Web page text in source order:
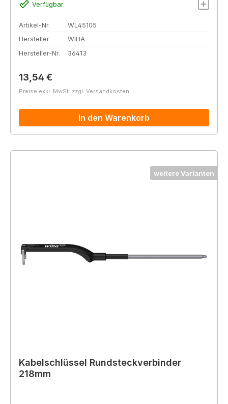
Verfügbar
Artikel-Nr.
WL45105
Hersteller
WIHA
Hersteller-Nr.
36413
Regulärer Preis:
13,54 €
Preise exkl. MwSt. zzgl. Versandkosten
In den Warenkorb
weitere Varianten
Kabelschlüssel Rundsteckverbinder
218mm